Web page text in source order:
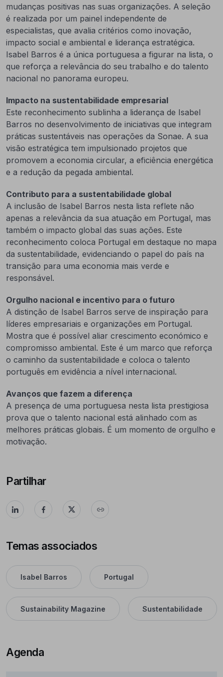
mudanças positivas nas suas organizações. A seleção
é realizada por um painel independente de
especialistas, que avalia critérios como inovação,
impacto social e ambiental e liderança estratégica.
Isabel Barros é a única portuguesa a figurar na lista, o
que reforça a relevância do seu trabalho e do talento
nacional no panorama europeu.
Impacto na sustentabilidade empresarial
Este reconhecimento sublinha a liderança de Isabel
Barros no desenvolvimento de iniciativas que integram
práticas sustentáveis nas operações da Sonae. A sua
visão estratégica tem impulsionado projetos que
promovem a economia circular, a eficiência energética
e a redução da pegada ambiental.
Contributo para a sustentabilidade global
A inclusão de Isabel Barros nesta lista reflete não
apenas a relevância da sua atuação em Portugal, mas
também o impacto global das suas ações. Este
reconhecimento coloca Portugal em destaque no mapa
da sustentabilidade, evidenciando o papel do país na
transição para uma economia mais verde e
responsável.
Orgulho nacional e incentivo para o futuro
A distinção de Isabel Barros serve de inspiração para
líderes empresariais e organizações em Portugal.
Mostra que é possível aliar crescimento económico e
compromisso ambiental. Este é um marco que reforça
o caminho da sustentabilidade e coloca o talento
português em evidência a nível internacional.
Avanços que fazem a diferença
A presença de uma portuguesa nesta lista prestigiosa
prova que o talento nacional está alinhado com as
melhores práticas globais. É um momento de orgulho e
motivação.
Partilhar
Temas associados
Isabel Barros Portugal
Sustainability Magazine Sustentabilidade
Agenda